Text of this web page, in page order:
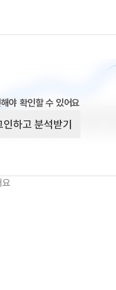
야 확인할 수 있어요
인하고 분석받기
요